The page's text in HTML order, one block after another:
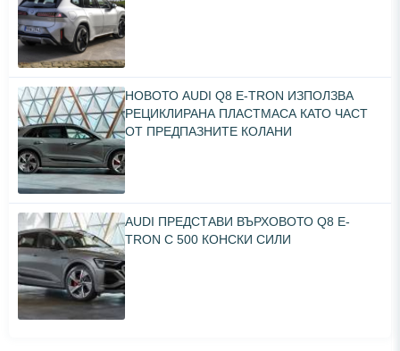
НОВОТО AUDI Q8 E-TRON ИЗПОЛЗВА
РЕЦИКЛИРАНА ПЛАСТМАСА КАТО ЧАСТ
ОТ ПРЕДПАЗНИТЕ КОЛАНИ
AUDI ПРЕДСТАВИ ВЪРХОВОТО Q8 E-
TRON С 500 КОНСКИ СИЛИ